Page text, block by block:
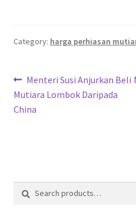
Category: harga perhiasan
Post
navigation
Previous
post:
Menteri Susi Anjurkan Beli
Mutiara Lombok Daripada
China
Search
Search